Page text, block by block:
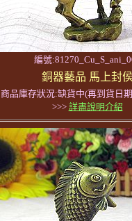
編號
銅器藝品 馬上封
商品庫存狀況:缺貨中(再到貨日
>>> 詳盡說明介紹